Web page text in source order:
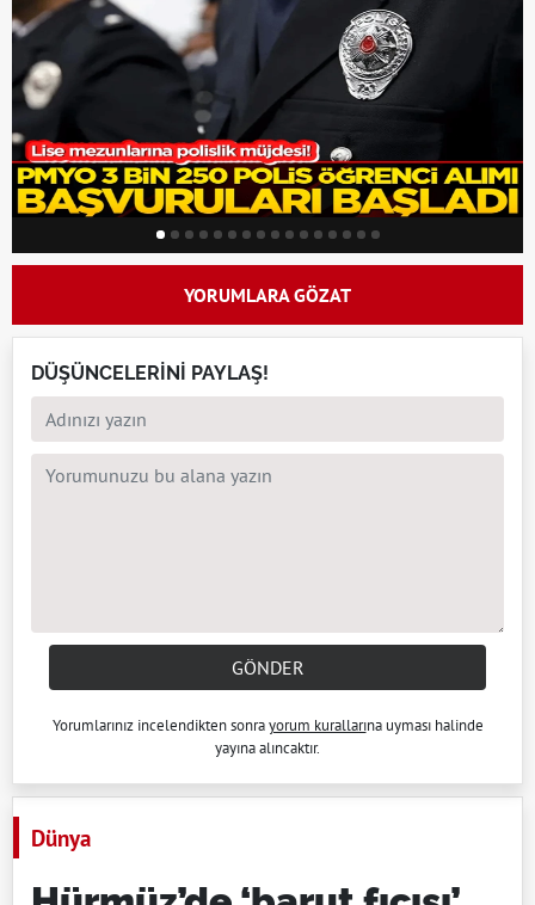
YORUMLARA GÖZAT
DÜŞÜNCELERİNİ PAYLAŞ!
GÖNDER
Yorumlarınız incelendikten sonrayorum kurallarına uyması halinde
yayına alıncaktır.
Dünya